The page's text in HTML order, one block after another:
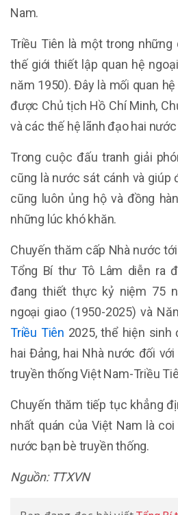
Nam.
Triều Tiên là một trong
thế giới thiết lập quan hệ
năm 1950). Đây là mối quan
được Chủ tịch Hồ Chí Minh,
và các thế hệ lãnh đạo hai
Trong cuộc đấu tranh giải
cũng là nước sát cánh và giúp
cũng luôn ủng hộ và đồng
những lúc khó khăn.
Chuyến thăm cấp Nhà nước
Tổng Bí thư Tô Lâm diễn ra
đang thiết thực kỷ niệm 75
ngoại giao (1950-2025) và
Triều Tiên 2025, thể hiện
hai Đảng, hai Nhà nước đối
truyền thống Việt Nam-Triều
Chuyến thăm tiếp tục khẳng
nhất quán của Việt Nam là
nước bạn bè truyền thống.
Nguồn: TTXVN